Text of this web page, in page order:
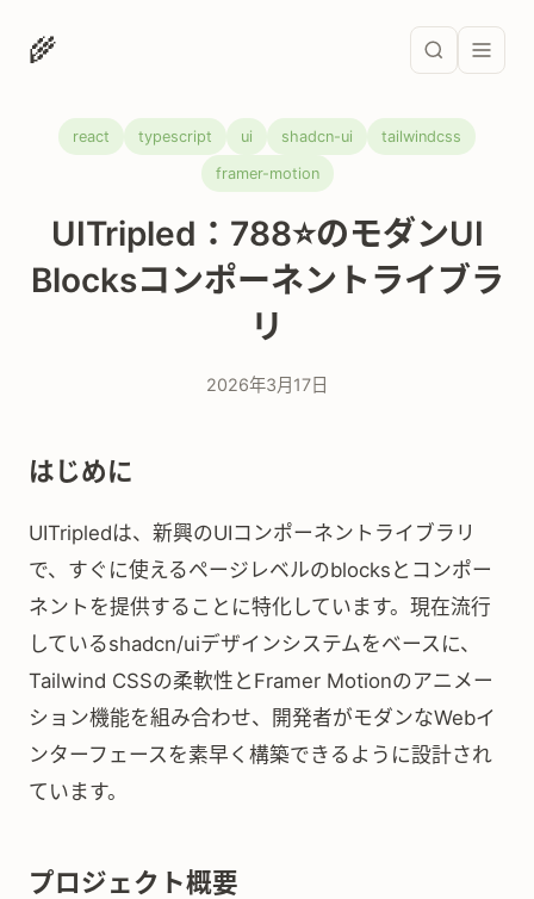
🌾
react typescript ui shadcn-ui tailwindcss
framer-motion
UITripled：788⭐のモダンUI
Blocksコンポーネントライブラ
リ
2026年3月17日
はじめに
UITripledは、新興のUIコンポーネントライブラリ
で、すぐに使えるページレベルのblocksとコンポー
ネントを提供することに特化しています。現在流行
しているshadcn/uiデザインシステムをベースに、
Tailwind CSSの柔軟性とFramer Motionのアニメー
ション機能を組み合わせ、開発者がモダンなWebイ
ンターフェースを素早く構築できるように設計され
ています。
プロジェクト概要